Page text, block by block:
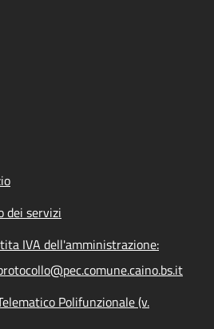
dei servizi
IVA dell'amministrazione:
Polifunzionale (v.